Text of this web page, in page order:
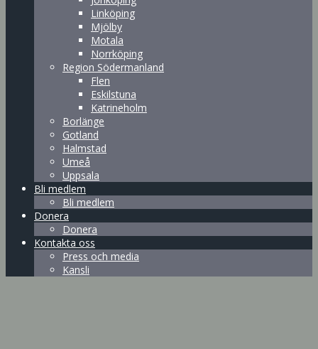
Linköping
Mjölby
Motala
Norrköping
Region Södermanland
Flen
Eskilstuna
Katrineholm
Borlänge
Gotland
Halmstad
Umeå
Uppsala
Bli medlem
Bli medlem
Donera
Donera
Kontakta oss
Press och media
Kansli